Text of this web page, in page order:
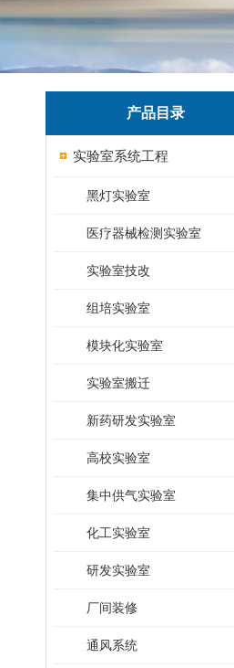
产品目录
实验室系统工程
黑灯实验室
医疗器械检测实验室
实验室技改
组培实验室
模块化实验室
实验室搬迁
新药研发实验室
高校实验室
集中供气实验室
化工实验室
研发实验室
厂间装修
通风系统